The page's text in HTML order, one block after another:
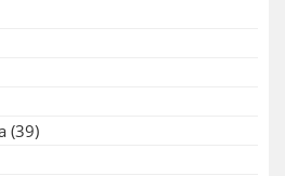
(39)